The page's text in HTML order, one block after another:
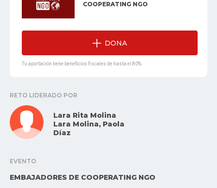
COOPERATING NGO
DONA
Tu aportación tiene beneficios fiscales de hasta el 80%
RETO LIDERADO POR
Lara Rita Molina
Lara Molina, Paola
Díaz
EVENTO
EMBAJADORES DE COOPERATING NGO